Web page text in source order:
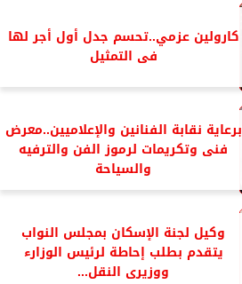
كارولين عزمي..تحسم جدل أول أجر لها
فى التمثيل
برعاية نقابة الفنانين والإعلاميين..معرض
فنى وتكريمات لرموز الفن والترفيه
والسياحة
وكيل لجنة الإسكان بمجلس النواب
يتقدم بطلب إحاطة لرئيس الوزارء
ووزيرى النقل...